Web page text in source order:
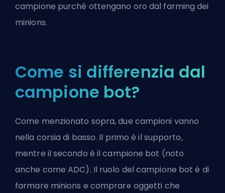
campione purché ottengano oro dal farming dei
minions.
Come si differenzia dal
campione bot?
Come menzionato sopra, due campioni vanno
nella corsia di basso. Il primo è il supporto,
mentre il secondo è il campione bot (noto
anche comeADC). Il ruolo del campione bot è di
farmare minions e comprare oggetti che